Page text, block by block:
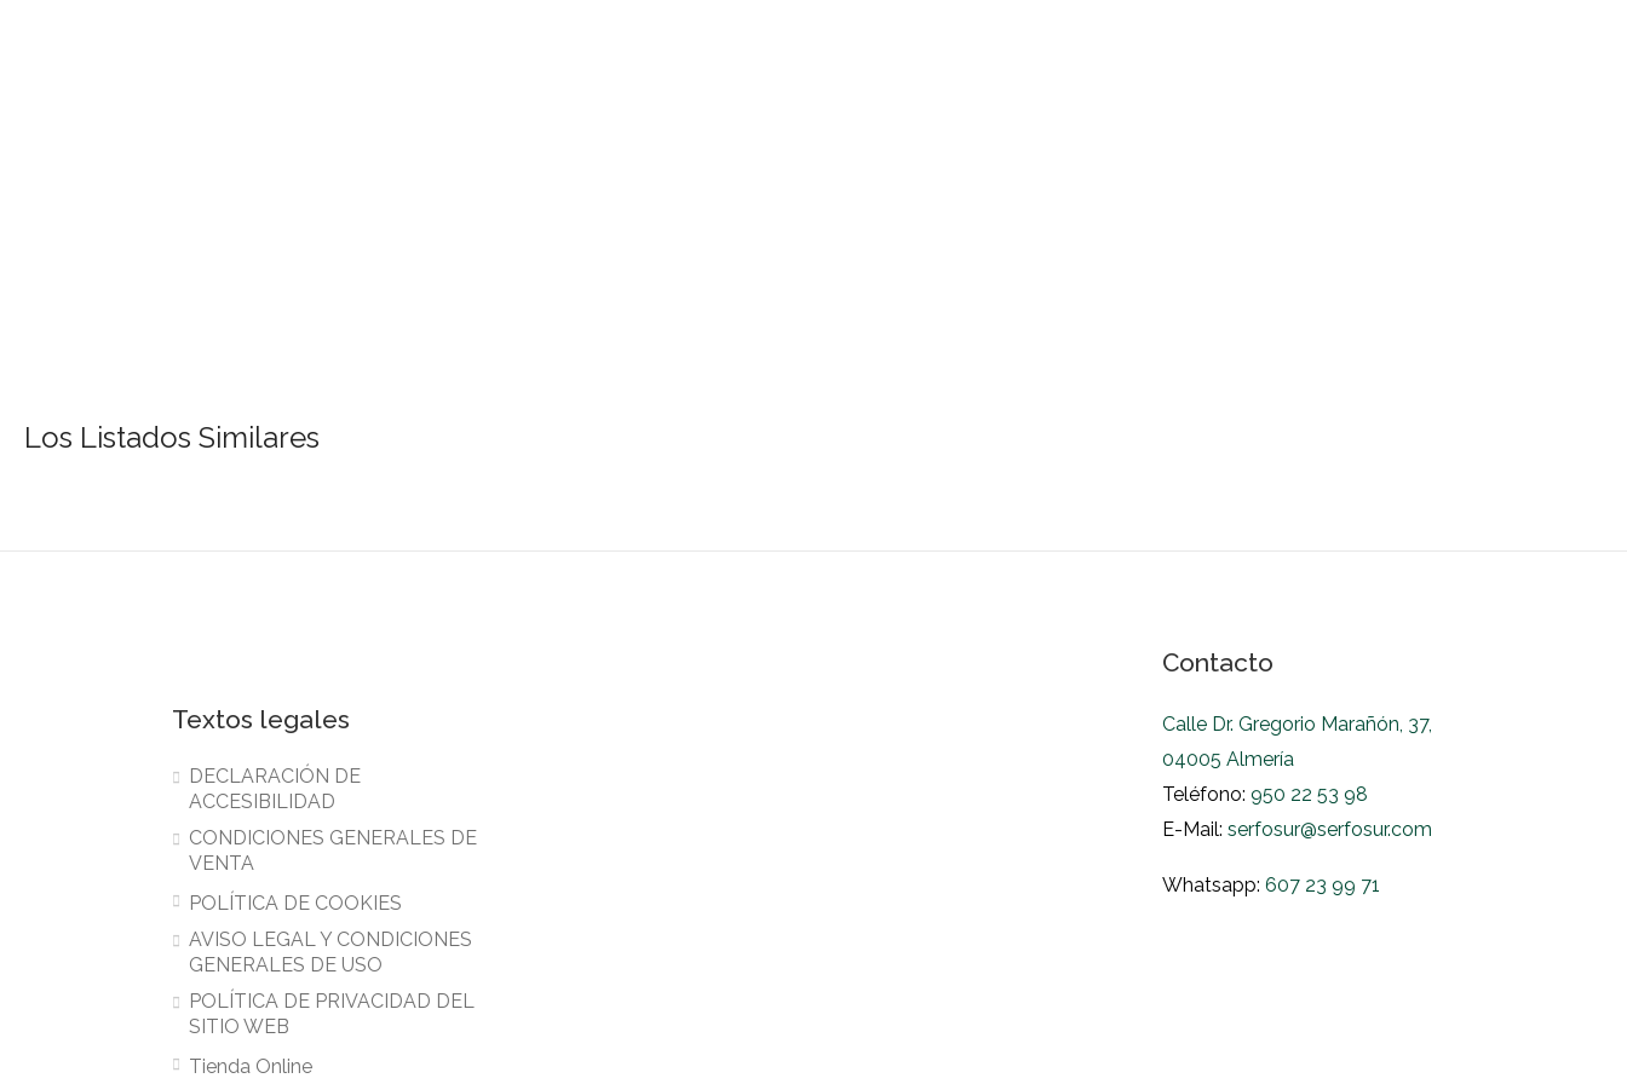
Los Listados Similares
Textos legales
DECLARACIÓN DE
ACCESIBILIDAD
CONDICIONES GENERALES DE
VENTA
POLÍTICA DE COOKIES
AVISO LEGAL Y CONDICIONES
GENERALES DE USO
POLÍTICA DE PRIVACIDAD DEL
SITIO WEB
Tienda Online
Contacto
Calle Dr. Gregorio Marañón, 37,
04005 Almería
Teléfono: 950 22 53 98
E-Mail: serfosur@serfosur.com
Whatsapp: 607 23 99 71